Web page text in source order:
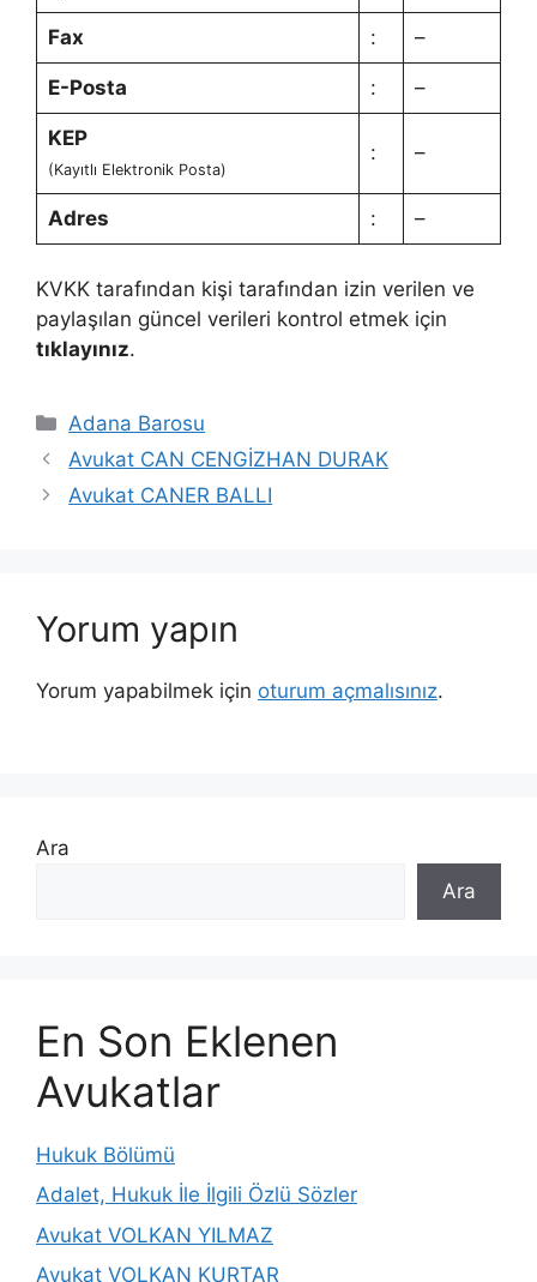
Fax : –
E-Posta : –
KEP
(Kayıtlı Elektronik Posta)
: –
Adres : –
KVKK tarafından kişi tarafından izin verilen ve
paylaşılan güncel verileri kontrol etmek için
tıklayınız.
Kategoriler
Adana Barosu
Avukat CAN CENGİZHAN DURAK
Avukat CANER BALLI
Yorum yapın
Yorum yapabilmek için oturum açmalısınız.
Ara
Ara
En Son Eklenen
Avukatlar
Hukuk Bölümü
Adalet, Hukuk İle İlgili Özlü Sözler
Avukat VOLKAN YILMAZ
Avukat VOLKAN KURTAR